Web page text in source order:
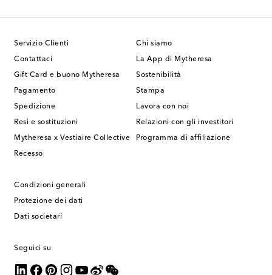
Servizio Clienti
Contattaci
Gift Card e buono Mytheresa
Pagamento
Spedizione
Resi e sostituzioni
Mytheresa x Vestiaire Collective
Recesso
Chi siamo
La App di Mytheresa
Sostenibilità
Stampa
Lavora con noi
Relazioni con gli investitori
Programma di affiliazione
Condizioni generali
Protezione dei dati
Dati societari
Seguici su